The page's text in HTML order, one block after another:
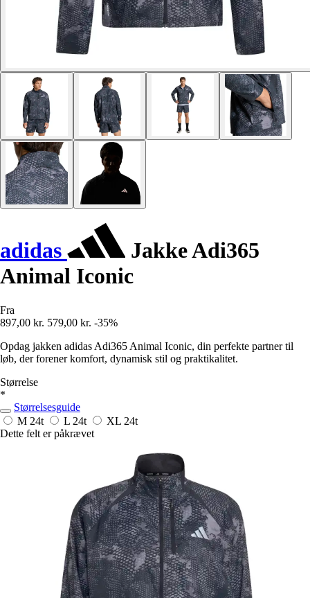
adidas
Jakke Adi365
Animal Iconic
Fra
897,00 kr. 579,00 kr. -35%
Opdag jakken adidas Adi365 Animal Iconic, din perfekte partner til
løb, der forener komfort, dynamisk stil og praktikalitet.
Størrelse
*
Størrelsesguide
M 24t L 24t XL 24t
Dette felt er påkrævet